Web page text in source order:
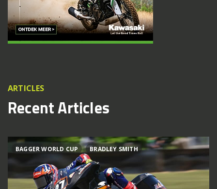
ARTICLES
Recent Articles
BAGGER WORLD CUP BRADLEY SMITH